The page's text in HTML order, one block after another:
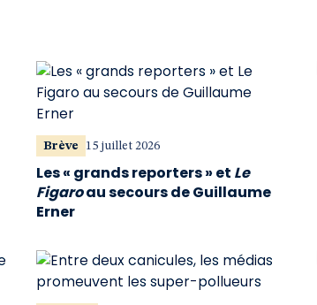
Brève 15 juillet 2026
Les « grands reporters » et Le
Figaroau secours de Guillaume
Erner